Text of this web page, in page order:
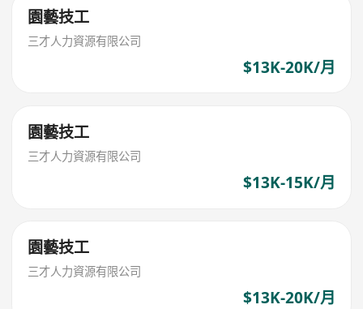
園藝技工
三才人力資源有限公司
$13K-20K/月
園藝技工
三才人力資源有限公司
$13K-15K/月
園藝技工
三才人力資源有限公司
$13K-20K/月